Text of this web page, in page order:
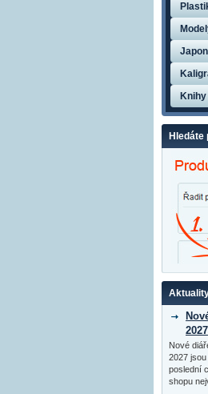
Knihy
Hledáte
2027
Nové
2027
poslední
shopu